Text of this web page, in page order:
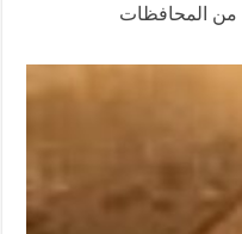
من المحافظات